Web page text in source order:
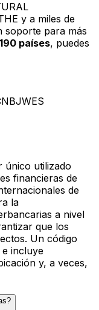
y a miles de
soporte para más
190 países, puedes
único utilizado
financieras de
de
la
a nivel
que los
Un código
e incluye
y, a veces,